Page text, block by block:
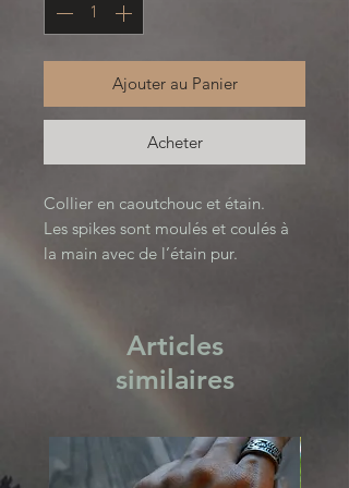
Ajouter au Panier
Acheter
Collier en caoutchouc et étain.
Les spikes sont moulés et coulés à
la main avec de l’étain pur.
(Le modèle femme a un tour de cou
Articles
similaires